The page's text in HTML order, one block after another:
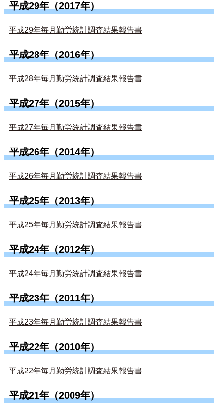
平成29年（2017年）
平成29年毎月勤労統計調査結果報告書
平成28年（2016年）
平成28年毎月勤労統計調査結果報告書
平成27年（2015年）
平成27年毎月勤労統計調査結果報告書
平成26年（2014年）
平成26年毎月勤労統計調査結果報告書
平成25年（2013年）
平成25年毎月勤労統計調査結果報告書
平成24年（2012年）
平成24年毎月勤労統計調査結果報告書
平成23年（2011年）
平成23年毎月勤労統計調査結果報告書
平成22年（2010年）
平成22年毎月勤労統計調査結果報告書
平成21年（2009年）